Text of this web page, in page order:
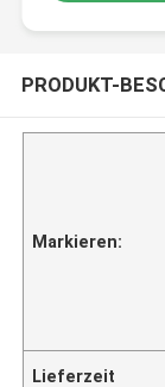
PRODUKT-
Markieren:
Lieferzeit